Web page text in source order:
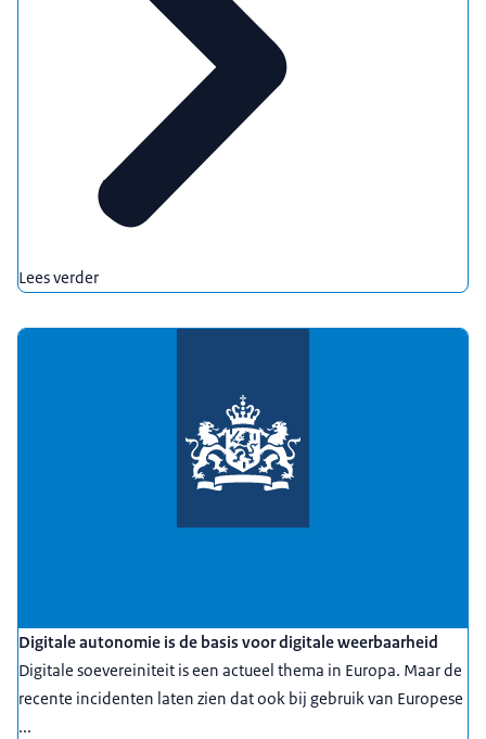
Lees verder
Digitale autonomie is de basis voor digitale weerbaarheid
Digitale soevereiniteit is een actueel thema in Europa. Maar de
recente incidenten laten zien dat ook bij gebruik van Europese
...